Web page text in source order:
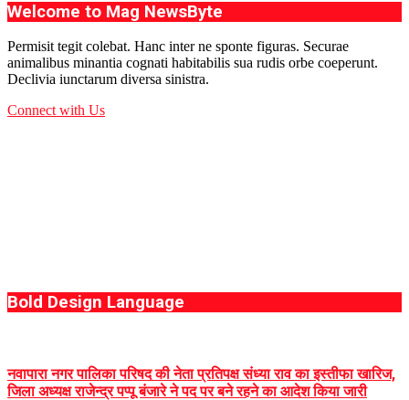
Welcome to Mag NewsByte
Permisit tegit colebat. Hanc inter ne sponte figuras. Securae
animalibus minantia cognati habitabilis sua rudis orbe coeperunt.
Declivia iunctarum diversa sinistra.
Connect with Us
Bold Design Language
नवापारा नगर पालिका परिषद की नेता प्रतिपक्ष संध्या राव का इस्तीफा खारिज,
जिला अध्यक्ष राजेन्द्र पप्पू बंजारे ने पद पर बने रहने का आदेश किया जारी